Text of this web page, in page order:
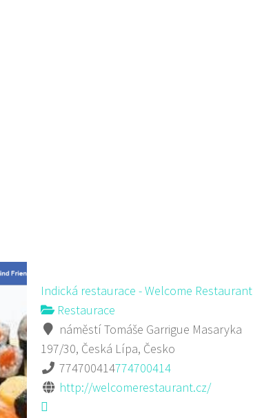
Indická restaurace - Welcome Restaurant
Restaurace
náměstí Tomáše Garrigue Masaryka
197/30, Česká Lípa, Česko
774700414774700414
http://welcomerestaurant.cz/